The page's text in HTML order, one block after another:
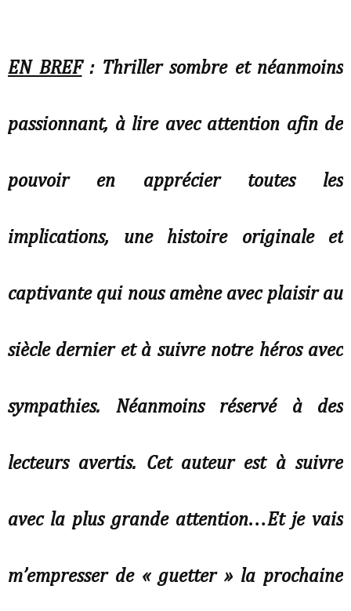
EN BREF: Thriller sombre et néanmoins
passionnant, à lire avec attention afin de
pouvoir en apprécier toutes les
implications, une histoire originale et
captivante qui nous amène avec plaisir au
siècle dernier et à suivre notre héros avec
sympathies. Néanmoins réservé à des
lecteurs avertis. Cet auteur est à suivre
avec la plus grande attention…Et je vais
m’empresser de « guetter » la prochaine